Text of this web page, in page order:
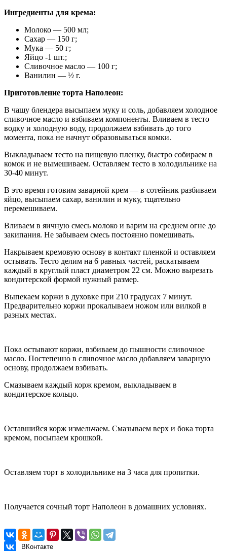
Ингредиенты для крема:
Молоко — 500 мл;
Сахар — 150 г;
Мука — 50 г;
Яйцо -1 шт.;
Сливочное масло — 100 г;
Ванилин — ½ г.
Приготовление торта Наполеон:
В чашу блендера высыпаем муку и соль, добавляем холодное
сливочное масло и взбиваем компоненты. Вливаем в тесто
водку и холодную воду, продолжаем взбивать до того
момента, пока не начнут образовываться комки.
Выкладываем тесто на пищевую пленку, быстро собираем в
комок и не вымешиваем. Оставляем тесто в холодильнике на
30-40 минут.
В это время готовим заварной крем — в сотейник разбиваем
яйцо, высыпаем сахар, ванилин и муку, тщательно
перемешиваем.
Вливаем в яичную смесь молоко и варим на среднем огне до
закипания. Не забываем смесь постоянно помешивать.
Накрываем кремовую основу в контакт пленкой и оставляем
остывать. Тесто делим на 6 равных частей, раскатываем
каждый в круглый пласт диаметром 22 см. Можно вырезать
кондитерской формой нужный размер.
Выпекаем коржи в духовке при 210 градусах 7 минут.
Предварительно коржи прокалываем ножом или вилкой в
разных местах.
Пока остывают коржи, взбиваем до пышности сливочное
масло. Постепенно в сливочное масло добавляем заварную
основу, продолжаем взбивать.
Смазываем каждый корж кремом, выкладываем в
кондитерское кольцо.
Оставшийся корж измельчаем. Смазываем верх и бока торта
кремом, посыпаем крошкой.
Оставляем торт в холодильнике на 3 часа для пропитки.
Получается сочный торт Наполеон в домашних условиях.
ВКонтакте